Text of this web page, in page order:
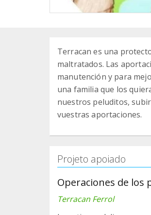
Terracan es una
maltratados. Las
manutención y para
una familia que los
nuestros peluditos,
vuestras aportaciones.
Projeto apoiado
Operaciones de los
Terracan Ferrol